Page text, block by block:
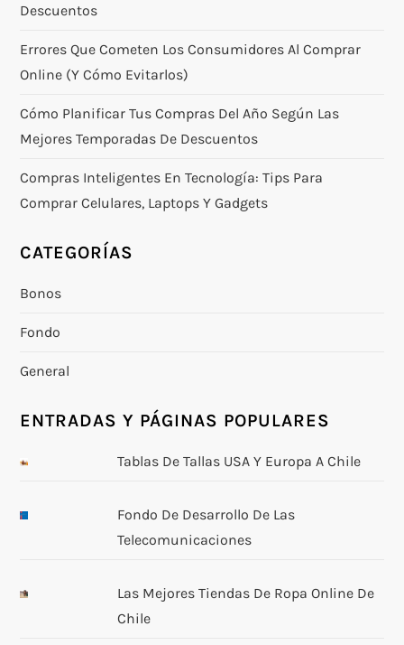
Descuentos
Errores Que Cometen Los Consumidores Al Comprar
Online (y Cómo Evitarlos)
Cómo Planificar Tus Compras Del Año Según Las
Mejores Temporadas De Descuentos
Compras Inteligentes En Tecnología: Tips Para
Comprar Celulares, Laptops Y Gadgets
CATEGORÍAS
Bonos
Fondo
General
ENTRADAS Y PÁGINAS POPULARES
Tablas De Tallas USA Y Europa A Chile
Fondo De Desarrollo De Las
Telecomunicaciones
Las Mejores Tiendas De Ropa Online De
Chile